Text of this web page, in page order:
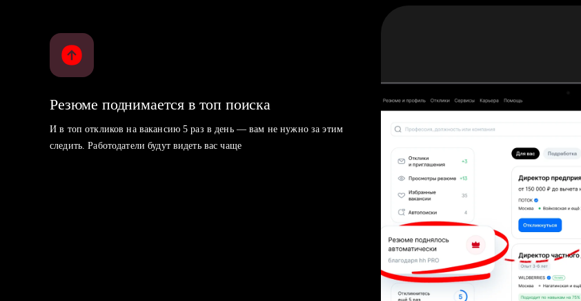
Резюме поднимается в топ поиска
И в топ откликов на вакансию 5 раз в день — вам не нужно за этим
следить. Работодатели будут видеть вас чаще